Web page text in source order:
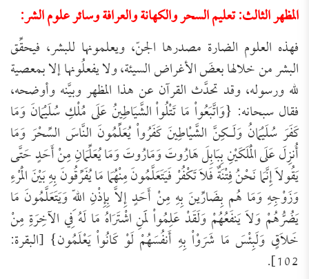
المظهر الثالث: تعليم السحر والكهانة والعرافة وسائر علوم الشر:
فهذه العلوم الضارة مصدرها الجنّ، ويعلمونها للبشر، فيحقِّق
البشر من خلالها بعضَ الأغراض السيئة، ولا يفعلُونها إلا بمعصية
لله ورسوله، وقد تحدَّث القرآن عن هذا المظهر وبيَّنه وأوضحه،
فقال سبحانه: {وَاتَّبَعُواْ مَا تَتْلُواْ الشَّيَاطِينُ عَلَى مُلْكِ سُلَيْمَانَ وَمَا
كَفَرَ سُلَيْمَانُ وَلَـكِنَّ الشَّيْاطِينَ كَفَرُواْ يُعَلِّمُونَ النَّاسَ السِّحْرَ وَمَا
أُنزِلَ عَلَى الْمَلَكَيْنِ بِبَابِلَ هَارُوتَ وَمَارُوتَ وَمَا يُعَلِّمَانِ مِنْ أَحَدٍ حَتَّى
يَقُولاَ إِنَّمَا نَحْنُ فِتْنَةٌ فَلاَ تَكْفُرْ فَيَتَعَلَّمُونَ مِنْهُمَا مَا يُفَرِّقُونَ بِهِ بَيْنَ الْمَرْءِ
وَزَوْجِهِ وَمَا هُم بِضَارِّينَ بِهِ مِنْ أَحَدٍ إِلاَّ بِإِذْنِ اللّهِ وَيَتَعَلَّمُونَ مَا
يَضُرُّهُمْ وَلاَ يَنفَعُهُمْ وَلَقَدْ عَلِمُواْ لَمَنِ اشْتَرَاهُ مَا لَهُ فِي الآخِرَةِ مِنْ
خَلاَقٍ وَلَبِئْسَ مَا شَرَوْاْ بِهِ أَنفُسَهُمْ لَوْ كَانُواْ يَعْلَمُون} [البقرة:
102].